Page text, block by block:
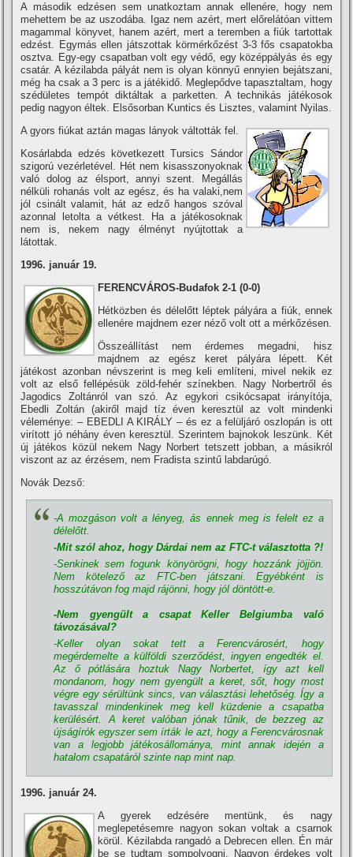
A második edzésen sem unatkoztam annak ellenére, hogy nem
mehettem be az uszodába. Igaz nem azért, mert előrelátóan vittem
magammal könyvet, hanem azért, mert a teremben a fiúk tartottak
edzést. Egymás ellen játszottak körmérkőzést 3-3 fős csapatokba
osztva. Egy-egy csapatban volt egy védő, egy középpályás és egy
csatár. A kézilabda pályát nem is olyan könnyű ennyien bejátszani,
még ha csak a 3 perc is a játékidő. Meglepődve tapasztaltam, hogy
szédületes tempót diktáltak a parketten. A technikás játékosok
pedig nagyon éltek. Elsősorban Kuntics és Lisztes, valamint Nyilas.
A gyors fiúkat aztán magas lányok váltották fel.
Kosárlabda edzés következett Tursics Sándor
szigorú vezérletével. Hét nem kisasszonyoknak
való dolog az élsport, annyi szent. Megállás
nélküli rohanás volt az egész, és ha valaki,nem
jól csinált valamit, hát az edző hangos szóval
azonnal letolta a vétkest. Ha a játékosoknak
nem is, nekem nagy élményt nyújtottak a
látottak.
1996. január 19.
FERENCVÁROS-Budafok 2-1 (0-0)
Hétközben és délelőtt léptek pályára a fiúk, ennek
ellenére majdnem ezer néző volt ott a mérkőzésen.
Összeállí­tást nem érdemes megadni, hisz
majdnem az egész keret pályára lépett. Két
játékost azonban névszerint is meg keli emlí­teni, mivel nekik ez
volt az első fellépésük zöld-fehér szí­nekben. Nagy Norbertről és
Jagodics Zoltánról van szó. Az egykori csikócsapat irányí­tója,
Ebedli Zoltán (akiről majd tí­z éven keresztül az volt mindenki
véleménye: – EBEDLI A KIRÁLY – és ez a felüljáró oszlopán is ott
virí­tott jó néhány éven keresztül. Szerintem bajnokok leszünk. Két
új játékos közül nekem Nagy Norbert tetszett jobban, a másikról
viszont az az érzésem, nem Fradista szintű labdarúgó.
Novák Dezső:
-A mozgáson volt a lényeg, ás ennek meg is felelt ez a
délelőtt.
-Mit szól ahoz, hogy Dárdai nem az FTC-t választotta ?!
-Senkinek sem fogunk könyörögni, hogy hozzánk jöjjön.
Nem kötelező az FTC-ben játszani. Egyébként is
hosszútávon fog majd rájönni, hogy jól döntött-e.
-Nem gyengült a csapat Keller Belgiumba való
távozásával?
-Keller olyan sokat tett a Ferencvárosért, hogy
megérdemelte a külföldi szerződést, ingyen engedték el.
Az ő pótlására hoztuk Nagy Norbertet, í­gy azt kell
mondanom, hogy nem gyengült a keret, sőt, hogy most
végre egy sérültünk sincs, van választási lehetőség. Így a
tavasszal mindenkinek meg kell küzdenie a csapatba
kerülésért. A keret valóban jónak tűnik, de bezzeg az
újságí­rók egyszer sem í­rták le azt, hogy a Ferencvárosnak
van a legjobb játékosállománya, mint annak idején a
hatalom csapatáról szinte nap mint nap.
1996. január 24.
A gyerek edzésére mentünk, és nagy
meglepetésemre nagyon sokan voltak a csarnok
körül. Kézilabda rangadó a Debrecen ellen. Én már
be se tudtam sompolyogni. Nagyon érdekes volt